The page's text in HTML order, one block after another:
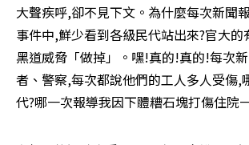
大聲疾呼,卻不見下文。為什麼每次新聞
事件中,鮮少看到各級民代站出來?官大
黑道威脅「做掉」。嘿!真的!真的!每次
者、警察,每次都說他們的工人多人受傷,
代?哪一次報導我因下體糟石塊打傷住院